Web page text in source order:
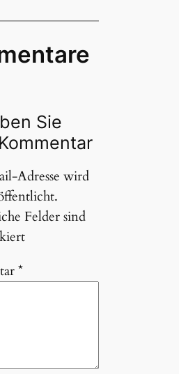
Sie
Adresse wird
Felder sind
*